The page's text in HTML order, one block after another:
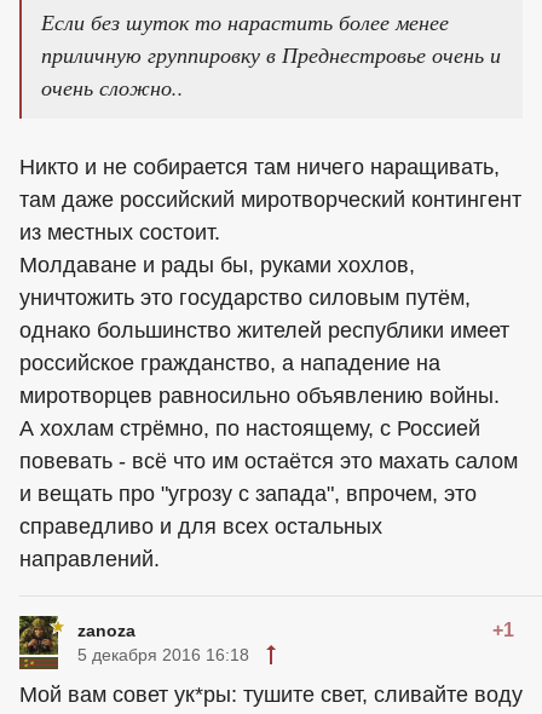
Если без шуток то нарастить более менее
приличную группировку в Преднестровье очень и
очень сложно..
Никто и не собирается там ничего наращивать,
там даже российский миротворческий контингент
из местных состоит.
Молдаване и рады бы, руками хохлов,
уничтожить это государство силовым путём,
однако большинство жителей республики имеет
российское гражданство, а нападение на
миротворцев равносильно объявлению войны.
А хохлам стрёмно, по настоящему, с Россией
повевать - всё что им остаётся это махать салом
и вещать про "угрозу с запада", впрочем, это
справедливо и для всех остальных
направлений.
zanoza +1
5 декабря 2016 16:18
Мой вам совет ук*ры: тушите свет, сливайте воду